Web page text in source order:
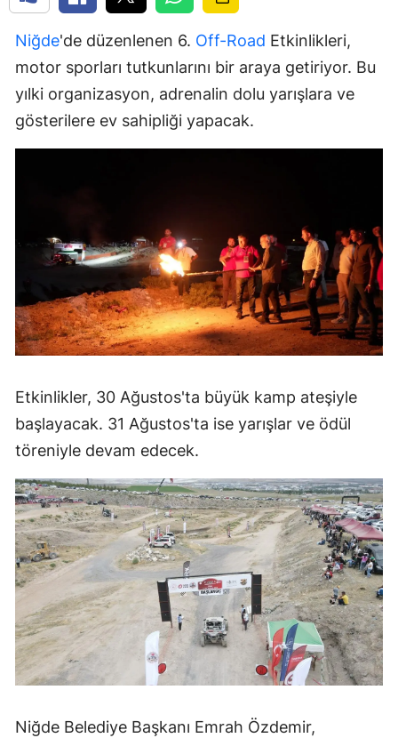
Niğde'de düzenlenen 6. Off-Road Etkinlikleri,
motor sporları tutkunlarını bir araya getiriyor. Bu
yılki organizasyon, adrenalin dolu yarışlara ve
gösterilere ev sahipliği yapacak.
Etkinlikler, 30 Ağustos'ta büyük kamp ateşiyle
başlayacak. 31 Ağustos'ta ise yarışlar ve ödül
töreniyle devam edecek.
Niğde Belediye Başkanı Emrah Özdemir,